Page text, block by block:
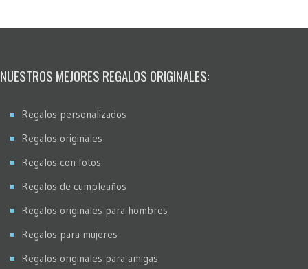
NUESTROS MEJORES REGALOS ORIGINALES:
Regalos personalizados
Regalos originales
Regalos con fotos
Regalos de cumpleaños
Regalos originales para hombres
Regalos para mujeres
Regalos originales para amigas